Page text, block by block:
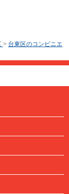
> 台東区のコンビニエ